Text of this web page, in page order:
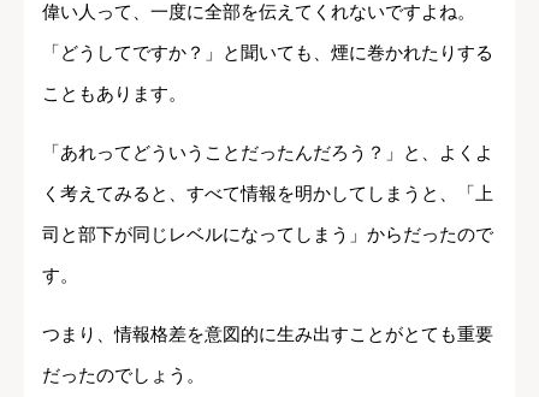
偉い人って、一度に全部を伝えてくれないですよね。
「どうしてですか？」と聞いても、煙に巻かれたりする
こともあります。
「あれってどういうことだったんだろう？」と、よくよ
く考えてみると、すべて情報を明かしてしまうと、「上
司と部下が同じレベルになってしまう」からだったので
す。
つまり、情報格差を意図的に生み出すことがとても重要
だったのでしょう。